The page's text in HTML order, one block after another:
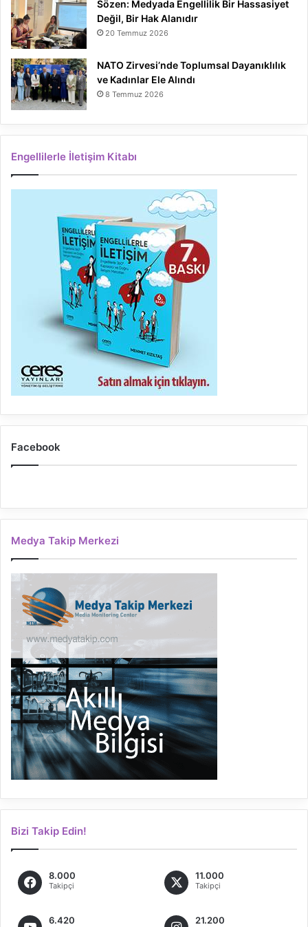
Sözen: Medyada Engellilik Bir Hassasiyet
Değil, Bir Hak Alanıdır
20 Temmuz 2026
NATO Zirvesi’nde Toplumsal Dayanıklılık
ve Kadınlar Ele Alındı
8 Temmuz 2026
Engellilerle İletişim Kitabı
Facebook
Medya Takip Merkezi
Bizi Takip Edin!
8.000
Takipçi
11.000
Takipçi
6.420 21.200